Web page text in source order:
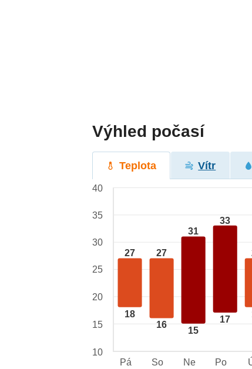
Výhled počasí
Teplota Vítr
27
18
27
16
31
15
33
17
40
35
30
25
20
15
10
Pá
So Ne Po